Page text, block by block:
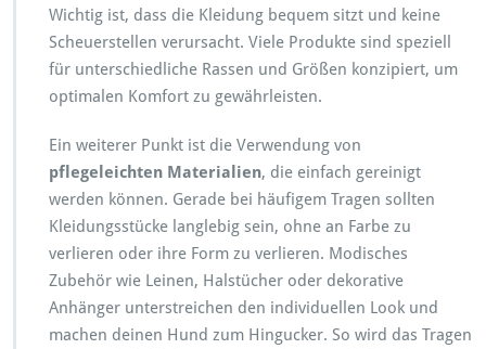
Wichtig ist, dass die Kleidung bequem sitzt und keine
Scheuerstellen verursacht. Viele Produkte sind speziell
für unterschiedliche Rassen und Größen konzipiert, um
optimalen Komfort zu gewährleisten.
Ein weiterer Punkt ist die Verwendung von
pflegeleichten Materialien, die einfach gereinigt
werden können. Gerade bei häufigem Tragen sollten
Kleidungsstücke langlebig sein, ohne an Farbe zu
verlieren oder ihre Form zu verlieren. Modisches
Zubehör wie Leinen, Halstücher oder dekorative
Anhänger unterstreichen den individuellen Look und
machen deinen Hund zum Hingucker. So wird das Tragen